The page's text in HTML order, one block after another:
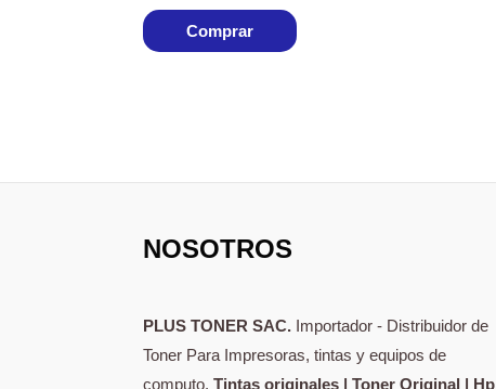
0
de
5
Comprar
NOSOTROS
PLUS TONER SAC. Importador - Distribuidor de
Toner Para Impresoras, tintas y equipos de
computo. Tintas originales | Toner Original | Hp